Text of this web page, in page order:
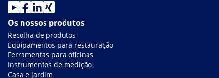
Os nossos produtos
Recolha de produtos
Equipamentos para restauração
Ferramentas para oficinas
Instrumentos de medição
Casa e jardim